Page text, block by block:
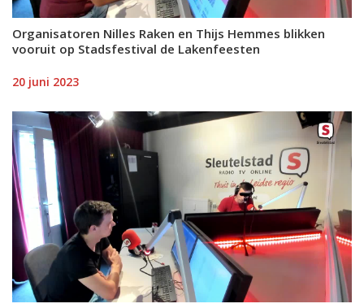
Organisatoren Nilles Raken en Thijs Hemmes blikken
vooruit op Stadsfestival de Lakenfeesten
20 juni 2023